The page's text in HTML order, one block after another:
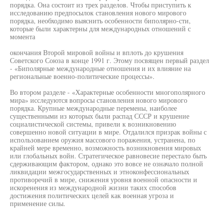
порядка. Она состоит из трех разделов. Чтобы приступить к
исследованию предпосылок становления нового мирового
порядка, необходимо выяснить особенности биполярно-сти,
которые были характерны для международных отношений с
момента
окончания Второй мировой войны и вплоть до крушения
Советского Союза в конце 1991 г. Этому посвящен первый раздел
- «Биполярные международные отношения и их влияние на
региональные военно-политические процессы».
Во втором разделе - «Характерные особенности многополярного
мира» исследуются вопросы становления нового мирового
порядка. Крупные международные перемены, наиболее
существенными из которых были распад СССР и крушение
социалистической системы, привели к возникновению
совершенно новой ситуации в мире. Отдалился призрак войны с
использованием оружия массового поражения, устранена, по
крайней мере временно, возможность возникновения мировых
или глобальных войн. Стратегическое равновесие перестало быть
сдерживающим фактором, однако это вовсе не означало полной
ликвидации межгосударственных и этноконфессиональных
противоречий в мире, снижения уровня военной опасности и
искоренения из международной жизни таких способов
достижения политических целей как военная угроза и
применение силы.